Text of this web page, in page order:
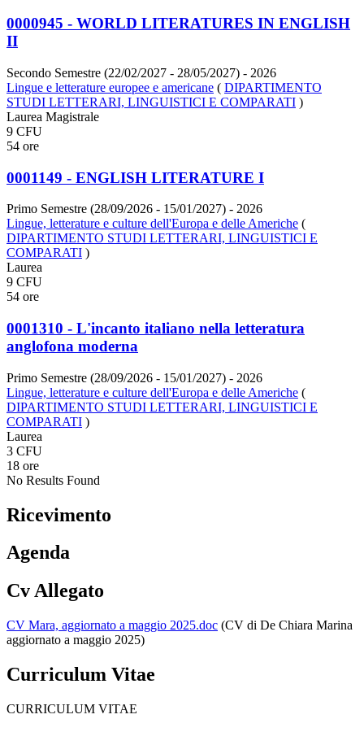
0000945 - WORLD LITERATURES IN ENGLISH
II
Secondo Semestre (22/02/2027 - 28/05/2027) - 2026
Lingue e letterature europee e americane ( DIPARTIMENTO
STUDI LETTERARI, LINGUISTICI E COMPARATI )
Laurea Magistrale
9 CFU
54 ore
0001149 - ENGLISH LITERATURE I
Primo Semestre (28/09/2026 - 15/01/2027) - 2026
Lingue, letterature e culture dell'Europa e delle Americhe (
DIPARTIMENTO STUDI LETTERARI, LINGUISTICI E
COMPARATI )
Laurea
9 CFU
54 ore
0001310 - L'incanto italiano nella letteratura
anglofona moderna
Primo Semestre (28/09/2026 - 15/01/2027) - 2026
Lingue, letterature e culture dell'Europa e delle Americhe (
DIPARTIMENTO STUDI LETTERARI, LINGUISTICI E
COMPARATI )
Laurea
3 CFU
18 ore
No Results Found
Ricevimento
Agenda
Cv Allegato
CV Mara, aggiornato a maggio 2025.doc (CV di De Chiara Marina
aggiornato a maggio 2025)
Curriculum Vitae
CURRICULUM VITAE